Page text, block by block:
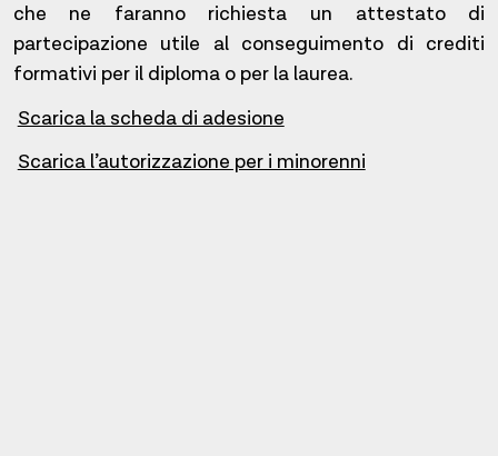
che ne faranno richiesta un attestato di
partecipazione utile al conseguimento di crediti
formativi per il diploma o per la laurea.
Scarica la scheda di adesione
Scarica l’autorizzazione per i minorenni